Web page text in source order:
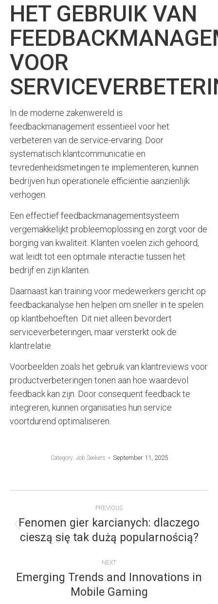
HET GEBRUIK VAN
VOOR
In de moderne zakenwereld is
feedbackmanagement essentieel voor het
verbeteren van de service-ervaring. Door
systematisch klantcommunicatie en
tevredenheidsmetingen te implementeren, kunnen
bedrijven hun operationele efficiëntie aanzienlijk
verhogen.
Een effectief feedbackmanagementsysteem
vergemakkelijkt probleemoplossing en zorgt voor de
borging van kwaliteit. Klanten voelen zich gehoord,
wat leidt tot een optimale interactie tussen het
bedrijf en zijn klanten.
Daarnaast kan training voor medewerkers gericht op
feedbackanalyse hen helpen om sneller in te spelen
op klantbehoeften. Dit niet alleen bevordert
serviceverbeteringen, maar versterkt ook de
klantrelatie.
Voorbeelden zoals het gebruik van klantreviews voor
productverbeteringen tonen aan hoe waardevol
feedback kan zijn. Door consequent feedback te
integreren, kunnen organisaties hun service
voortdurend optimaliseren.
Category: Job Seekers September 11, 2025
NAVIGATION
PREVIOUS
Previous
post:
Fenomen gier karcianych: dlaczego
cieszą się tak dużą popularnością?
NEXT
post:
Emerging Trends and Innovations in
Mobile Gaming